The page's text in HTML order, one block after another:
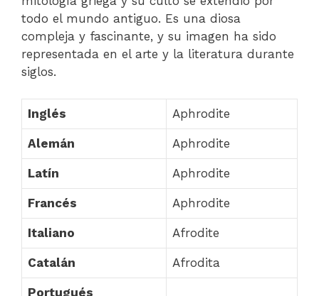
todo el mundo antiguo. Es una diosa
compleja y fascinante, y su imagen ha sido
representada en el arte y la literatura durante
siglos.
Inglés Aphrodite
Alemán Aphrodite
Latín Aphrodite
Francés Aphrodite
Italiano Afrodite
Catalán Afrodita
Portugués